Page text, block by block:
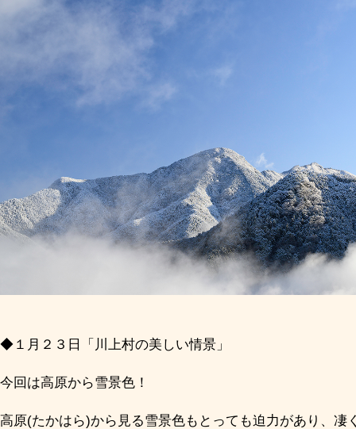
◆１月２３日「川上村の美しい情景」
今回は高原から雪景色！
高原(たかはら)から見る雪景色もとっても迫力があり、凄